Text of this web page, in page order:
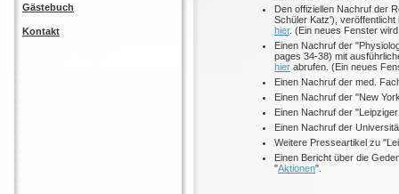
Gästebuch
Kontakt
Den offiziellen Nachruf der
Schüler Katz'), veröffentlicht
hier. (Ein neues Fenster
Einen Nachruf der
pages 34-38) mit
hier abrufen. (Ein neues
Einen Nachruf der med.
Einen Nachruf der "New
Einen Nachruf der
Einen Nachruf der
Weitere Presseartikel zu
Einen Bericht über die
"Aktionen".